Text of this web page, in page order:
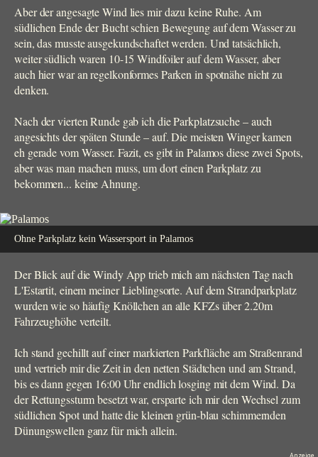
Aber der angesagte Wind lies mir dazu keine Ruhe. Am
südlichen Ende der Bucht schien Bewegung auf dem Wasser zu
sein, das musste ausgekundschaftet werden. Und tatsächlich,
weiter südlich waren 10-15 Windfoiler auf dem Wasser, aber
auch hier war an regelkonformes Parken in spotnähe nicht zu
denken.
Nach der vierten Runde gab ich die Parkplatzsuche – auch
angesichts der späten Stunde – auf. Die meisten Winger kamen
eh gerade vom Wasser. Fazit, es gibt in Palamos diese zwei Spots,
aber was man machen muss, um dort einen Parkplatz zu
bekommen... keine Ahnung.
Ohne Parkplatz kein Wassersport in Palamos
Der Blick auf die Windy App trieb mich am nächsten Tag nach
L'Estartit, einem meiner Lieblingsorte. Auf dem Strandparkplatz
wurden wie so häufig Knöllchen an alle KFZs über 2.20m
Fahrzeughöhe verteilt.
Ich stand gechillt auf einer markierten Parkfläche am Straßenrand
und vertrieb mir die Zeit in den netten Städtchen und am Strand,
bis es dann gegen 16:00 Uhr endlich losging mit dem Wind. Da
der Rettungssturm besetzt war, ersparte ich mir den Wechsel zum
südlichen Spot und hatte die kleinen grün-blau schimmernden
Dünungswellen ganz für mich allein.